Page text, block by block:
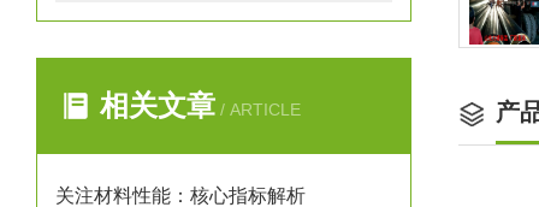
相关文章 / ARTICLE
关注材料性能：核心指标解析
产